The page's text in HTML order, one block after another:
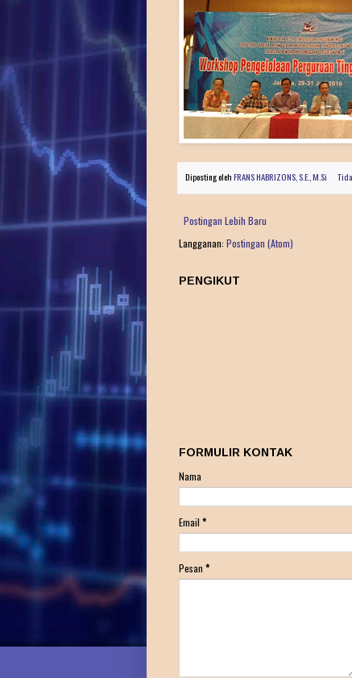
Diposting olehFRANS HABRIZONS, S.E., M.Si
Postingan Lebih Baru
Langganan: Postingan (Atom)
PENGIKUT
FORMULIR KONTAK
Nama
Email *
Pesan *